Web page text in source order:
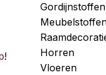
!
Gordijnstoffen
Horren
Vloeren